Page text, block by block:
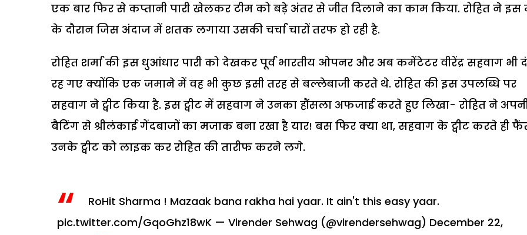
एक बार फिर से कप्तानी पारी खेलकर टीम को बड़े अंतर से जीत दिलाने का काम किया. रोहित ने इस
के दौरान जिस अंदाज में शतक लगाया उसकी चर्चा चारों तरफ हो रही है.
रोहित शर्मा की इस धुआंधार पारी को देखकर पूर्व भारतीय ओपनर और अब कमेंटेटर वीरेंद्र सहवाग भी
रह गए क्योंकि एक जमाने में वह भी कुछ इसी तरह से बल्लेबाजी करते थे. रोहित की इस उपलब्धि पर
सहवाग ने ट्वीट किया है. इस ट्वीट में सहवाग ने उनका हौंसला अफजाई करते हुए लिखा- रोहित ने
बैटिंग से श्रीलंकाई गेंदबाजों का मजाक बना रखा है यार! बस फिर क्या था, सहवाग के ट्वीट करते ही
उनके ट्वीट को लाइक कर रोहित की तारीफ करने लगे.
RoHit Sharma ! Mazaak bana rakha hai yaar. It ain't this easy yaar.
pic.twitter.com/GqoGhz18wK — Virender Sehwag (@virendersehwag) December 22,